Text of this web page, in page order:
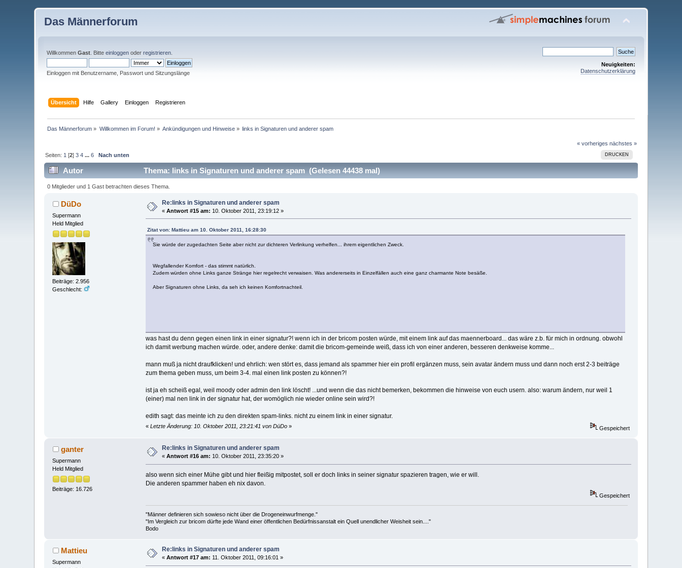
Das Männerforum
WillkommenGast . Bitteeinloggen oderregistrieren
Einloggen mit Benutzername, Passwort und Sitzungslänge
Neuigkeiten:
Datenschutzerklärung
Übersicht Hilfe Gallery Einloggen Registrieren
Das Männerforum » Willkommen im Forum! » Ankündigungen und Hinweise » links in Signaturen und anderer spam
« vorheriges nächstes »
DRUCKEN
Seiten: 1 [2]3 4 ...6 Nach unten
Autor Thema: links in Signaturen und anderer spam (Gelesen 44438 mal)
0 Mitglieder und 1 Gast betrachten dieses Thema.
DüDo
Supermann
Held Mitglied
Beiträge: 2.956
Geschlecht:
Re:links in Signaturen und anderer spam
«Antwort #15 am: 10. Oktober 2011, 23:19:12 »
Zitat von: Mattieu am 10. Oktober 2011, 16:28:30
Sie würde der zugedachten Seite aber nicht zur dichteren Verlinkung verhelfen... ihrem eigentlichen Zweck.
Wegfallender Komfort - das stimmt natürlich.
Zudem würden ohne Links ganze Stränge hier regelrecht verwaisen. Was andererseits in Einzelfällen auch eine ganz charmante Note besäße.
Aber Signaturen ohne Links, da seh ich keinen Komfortnachteil.
was hast du denn gegen einen link in einer signatur?! wenn ich in der bricom posten würde, mit einem link auf das maennerboard... das wäre z.b. für mich in ordnung. obwohl
ich damit werbung machen würde. oder, andere denke: damit die bricom-gemeinde weiß, dass ich von einer anderen, besseren denkweise komme...
mann muß ja nicht draufklicken! und ehrlich: wen stört es, dass jemand als spammer hier ein profil ergänzen muss, sein avatar ändern muss und dann noch erst 2-3 beiträge
zum thema geben muss, um beim 3-4. mal einen link posten zu können?!
ist ja eh scheiß egal, weil moody oder admin den link löscht! ...und wenn die das nicht bemerken, bekommen die hinweise von euch usern. also: warum ändern, nur weil 1
(einer) mal nen link in der signatur hat, der womöglich nie wieder online sein wird?!
edith sagt: das meinte ich zu den direkten spam-links. nicht zu einem link in einer signatur.
« Letzte Änderung: 10. Oktober 2011, 23:21:41 von DüDo» Gespeichert
ganter
Supermann
Held Mitglied
Beiträge: 16.726
Re:links in Signaturen und anderer spam
«Antwort #16 am: 10. Oktober 2011, 23:35:20 »
also wenn sich einer Mühe gibt und hier fleißig mitpostet, soll er doch links in seiner signatur spazieren tragen, wie er will.
Die anderen spammer haben eh nix davon.
Gespeichert
"Männer definieren sich sowieso nicht über die Drogeneinwurfmenge."
"Im Vergleich zur bricom dürfte jede Wand einer öffentlichen Bedürfnissanstalt ein Quell unendlicher Weisheit sein...."
Bodo
Mattieu
Supermann
Re:links in Signaturen und anderer spam
«Antwort #17 am: 11. Oktober 2011, 09:16:01 »